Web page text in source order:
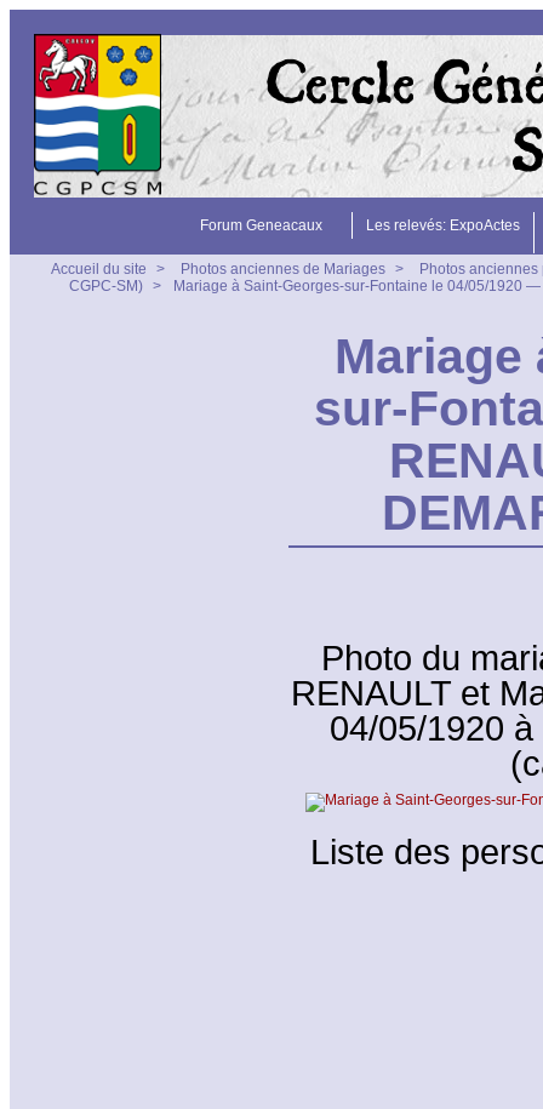
Forum Geneacaux Les relevés: ExpoActes
Accueil du site > Photos anciennes de Mariages >
Photos anciennes
CGPC-SM) > Mariage à Saint-Georges-sur-Fontaine le 04/05/1920
Mariage
sur-
Photo du
RENAULT et
04/05/1920
Liste des